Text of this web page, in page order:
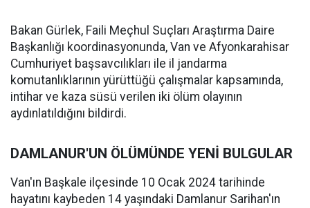
Bakan Gürlek, Faili Meçhul Suçları Araştırma Daire
Başkanlığı koordinasyonunda, Van ve Afyonkarahisar
Cumhuriyet başsavcılıkları ile il jandarma
komutanlıklarının yürüttüğü çalışmalar kapsamında,
intihar ve kaza süsü verilen iki ölüm olayının
aydınlatıldığını bildirdi.
DAMLANUR'UN ÖLÜMÜNDE YENİ BULGULAR
Van'ın Başkale ilçesinde 10 Ocak 2024 tarihinde
hayatını kaybeden 14 yaşındaki Damlanur Sarihan'ın